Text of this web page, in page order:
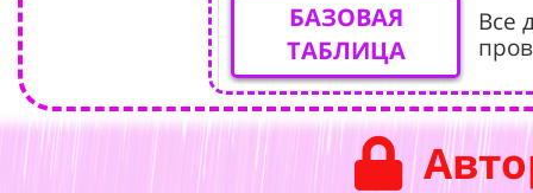
БАЗОВАЯ
ТАБЛИЦА
Все